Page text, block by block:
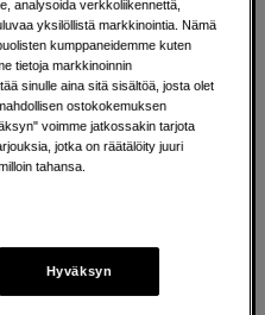
jo vuodesta
jo yli 40 vuoden ajan
visioitaan.
ja tuotteita
äänen, videokuvauksen ja
Oikeilla työkaluilla ideat
sinua valitsemaan
analysoida verkkoliikennettä,
yksilöllistä markkinointia. Nämä
kumppaneidemme kuten
tietoja markkinoinnin
sinulle aina sitä sisältöä, josta olet
ostokokemuksen
voimme jatkossakin tarjota
jotka on räätälöity juuri
tahansa.
Hyväksyn